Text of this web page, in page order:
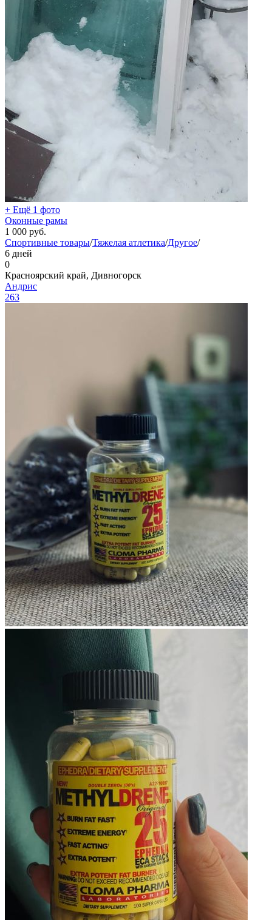
+ Ещё 1 фото
Оконные рамы
1 000 руб.
Спортивные товары/Тяжелая атлетика/Другое/
6 дней
0
Красноярский край, Дивногорск
Андрис
263